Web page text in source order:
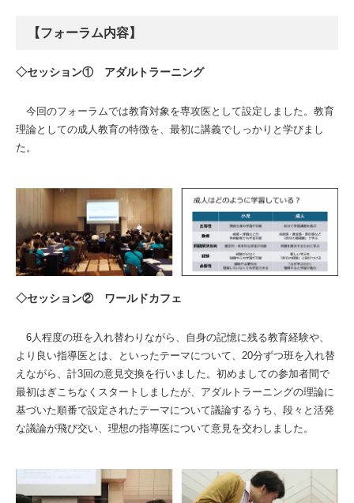
【フォーラム内容】
◇セッション① アダルトラーニング
今回のフォーラムでは教育対象を専攻医として設定しました。教育
理論としての成人教育の特徴を、最初に講義でしっかりと学びまし
た。
◇セッション② ワールドカフェ
6人程度の班を入れ替わりながら、自身の記憶に残る教育経験や、
より良い指導医とは、といったテーマについて、20分ずつ班を入れ替
えながら、計3回の意見交換を行いました。初めましての参加者間で
最初はぎこちなくスタートしましたが、アダルトラーニングの理論に
基づいた順番で設定されたテーマについて議論するうち、段々と活発
な議論が飛び交い、理想の指導医について意見を交わしました。